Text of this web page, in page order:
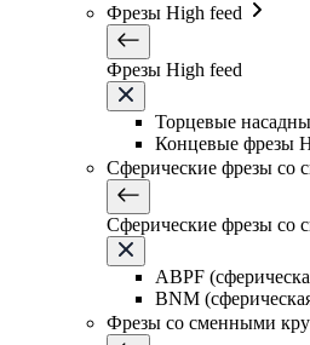
Фрезы High feed
Фрезы High feed
Торцевые
Концевые фрезы
Сферические фрезы со
Сферические фрезы со
ABPF
BNM
Фрезы со сменными